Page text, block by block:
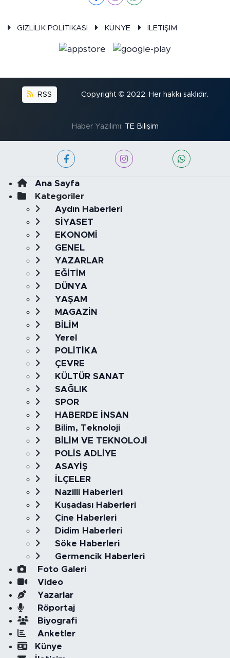
GİZLİLİK POLİTİKASI KÜNYE İLETİŞİM
RSS Copyright © 2022. Her hakkı saklıdır.
Haber Yazılımı: TE Bilişim
Ana Sayfa
Kategoriler
Aydın Haberleri
SİYASET
EKONOMİ
GENEL
YAZARLAR
EĞİTİM
DÜNYA
YAŞAM
MAGAZİN
BİLİM
Yerel
POLİTİKA
ÇEVRE
KÜLTÜR SANAT
SAĞLIK
SPOR
HABERDE İNSAN
Bilim, Teknoloji
BİLİM VE TEKNOLOJİ
POLİS ADLİYE
ASAYİŞ
İLÇELER
Nazilli Haberleri
Kuşadası Haberleri
Çine Haberleri
Didim Haberleri
Söke Haberleri
Germencik Haberleri
Foto Galeri
Video
Yazarlar
Röportaj
Biyografi
Anketler
Künye